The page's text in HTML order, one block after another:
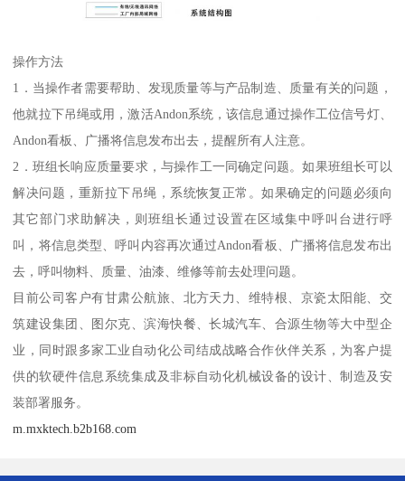
操作方法
1．当操作者需要帮助、发现质量等与产品制造、质量有关的问题，
他就拉下吊绳或用，激活Andon系统，该信息通过操作工位信号灯、
Andon看板、广播将信息发布出去，提醒所有人注意。
2．班组长响应质量要求，与操作工一同确定问题。如果班组长可以
解决问题，重新拉下吊绳，系统恢复正常。如果确定的问题必须向
其它部门求助解决，则班组长通过设置在区域集中呼叫台进行呼
叫，将信息类型、呼叫内容再次通过Andon看板、广播将信息发布出
去，呼叫物料、质量、油漆、维修等前去处理问题。
目前公司客户有甘肃公航旅、北方天力、维特根、京瓷太阳能、交
筑建设集团、图尔克、滨海快餐、长城汽车、合源生物等大中型企
业，同时跟多家工业自动化公司结成战略合作伙伴关系，为客户提
供的软硬件信息系统集成及非标自动化机械设备的设计、制造及安
装部署服务。
m.mxktech.b2b168.com